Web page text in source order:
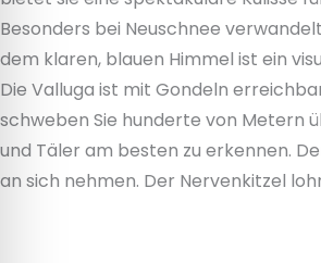
Besonders bei Neuschnee
dem klaren, blauen Himmel ist ein
Die Valluga ist mit Gondeln
schweben Sie hunderte von Metern
und Täler am besten zu erkennen.
an sich nehmen. Der Nervenkitzel